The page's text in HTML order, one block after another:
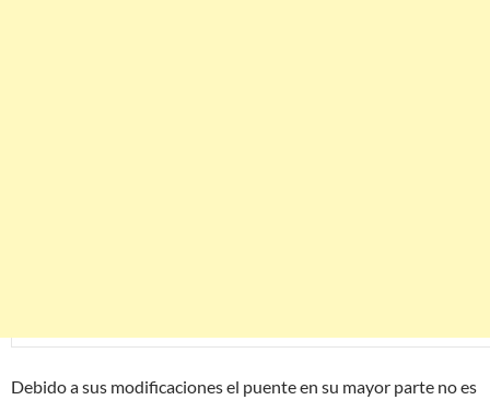
Debido a sus modificaciones el puente en su mayor parte no es